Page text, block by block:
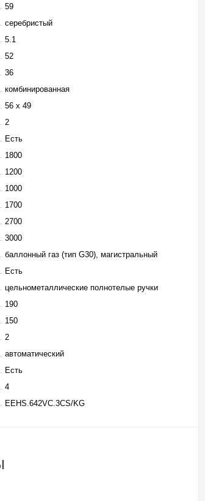
59
серебристый
5.1
52
36
комбинированная
56 х 49
2
Есть
1800
1200
1000
1700
2700
3000
баллонный газ (тип G30), магистральный
Есть
цельнометаллические полнотелые ручки
190
150
2
автоматический
Есть
4
EEHS.642VC.3CS/KG